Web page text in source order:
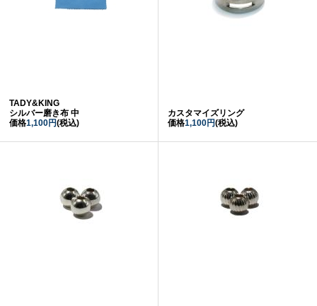
TADY&KING
シルバー磨き布 中
価格1,100円(税込)
カスタマイズリング
価格1,100円(税込)